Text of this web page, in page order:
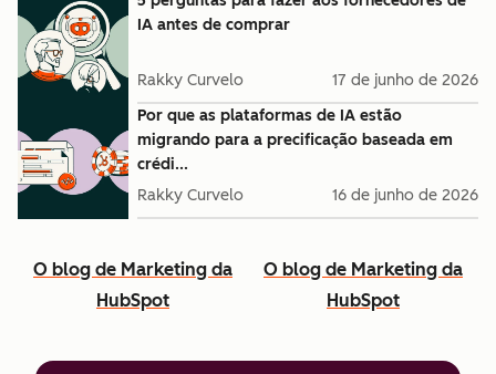
IA antes de comprar
Rakky Curvelo
17 de junho de 2026
Por que as plataformas de IA estão
migrando para a precificação baseada em
crédi...
Rakky Curvelo
16 de junho de 2026
O blog de Marketing da
HubSpot
O blog de Marketing da
HubSpot